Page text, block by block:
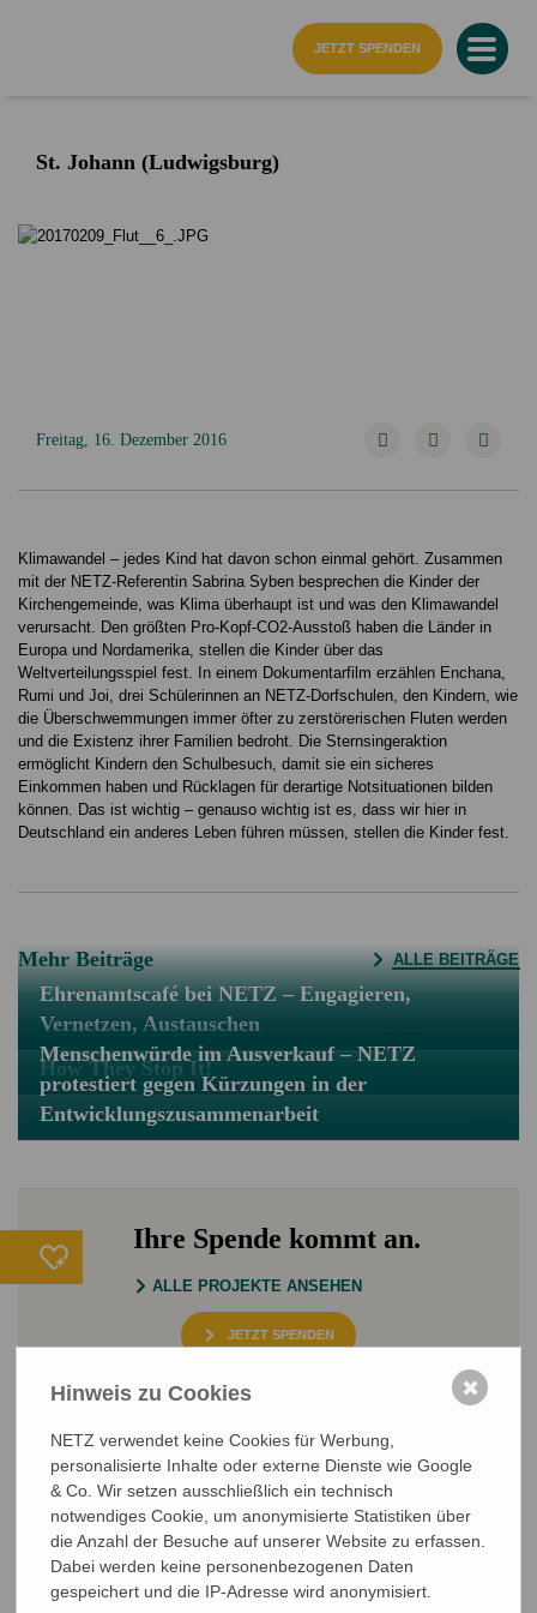
JETZT SPENDEN
St. Johann (Ludwigsburg)
Freitag, 16. Dezember 2016
Klimawandel – jedes Kind hat davon schon einmal gehört. Zusammen
mit der NETZ-Referentin Sabrina Syben besprechen die Kinder der
Kirchengemeinde, was Klima überhaupt ist und was den Klimawandel
verursacht. Den größten Pro-Kopf-CO2-Ausstoß haben die Länder in
Europa und Nordamerika, stellen die Kinder über das
Weltverteilungsspiel fest. In einem Dokumentarfilm erzählen Enchana,
Rumi und Joi, drei Schülerinnen an NETZ-Dorfschulen, den Kindern, wie
die Überschwemmungen immer öfter zu zerstörerischen Fluten werden
und die Existenz ihrer Familien bedroht. Die Sternsingeraktion
ermöglicht Kindern den Schulbesuch, damit sie ein sicheres
Einkommen haben und Rücklagen für derartige Notsituationen bilden
können. Das ist wichtig – genauso wichtig ist es, dass wir hier in
Deutschland ein anderes Leben führen müssen, stellen die Kinder fest.
Mehr Beiträge ALLE BEITRÄGE
Ehrenamtscafé bei NETZ – Engagieren,
Vernetzen, Austauschen
How They Stop It!
Menschenwürde im Ausverkauf – NETZ
protestiert gegen Kürzungen in der
Entwicklungszusammenarbeit
Ihre Spende kommt an.
ALLE PROJEKTE ANSEHEN
JETZT SPENDEN
Sichere SSL-Verbindung
NETZ Partnerschaft für Entwicklung und Gerechtigkeit e.V.
Hinweis zu Cookies
NETZ verwendet keine Cookies für Werbung,
personalisierte Inhalte oder externe Dienste wie Google
& Co. Wir setzen ausschließlich ein technisch
notwendiges Cookie, um anonymisierte Statistiken über
die Anzahl der Besuche auf unserer Website zu erfassen.
Dabei werden keine personenbezogenen Daten
gespeichert und die IP-Adresse wird anonymisiert.
✖